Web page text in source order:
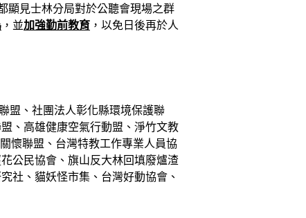
顯見士林分局對於公聽會現場之群
，並加強勤前教育 ，以免日後再於人
盟、社團法人彰化縣環境保護聯
、高雄健康空氣行動盟、淨竹文教
懷聯盟、台灣特教工作專業人員協
公民協會、旗山反大林回填廢爐渣
社、貓妖怪市集、台灣好動協會、